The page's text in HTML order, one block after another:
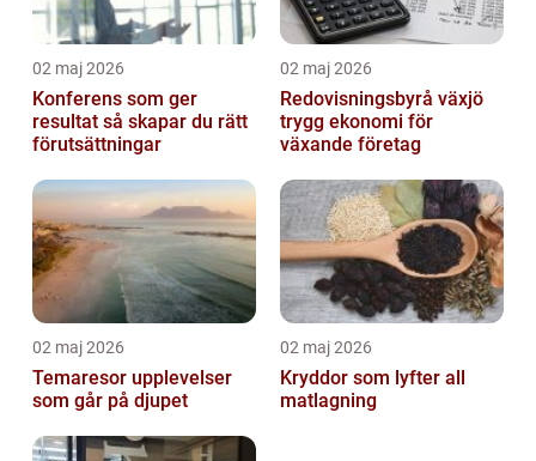
02 maj 2026
Konferens som ger
resultat så skapar du rätt
förutsättningar
02 maj 2026
Redovisningsbyrå växjö
trygg ekonomi för
växande företag
02 maj 2026
Temaresor upplevelser
som går på djupet
02 maj 2026
Kryddor som lyfter all
matlagning